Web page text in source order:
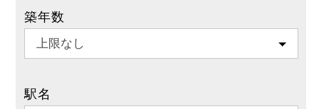
築年数
駅名